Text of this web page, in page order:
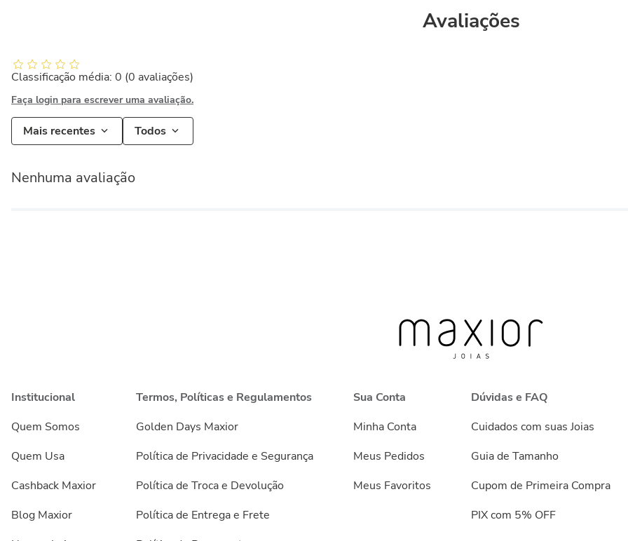
Avaliações
Classificação média: 0 (0 avaliações)
Faça login para escrever uma avaliação.
Mais recentes Todos
Nenhuma avaliação
Institucional
Quem Somos
Quem Usa
Cashback Maxior
Blog Maxior
Termos, Políticas e Regulamentos
Golden Days Maxior
Política de Privacidade e Segurança
Política de Troca e Devolução
Política de Entrega e Frete
Sua Conta
Minha Conta
Meus Pedidos
Meus Favoritos
Dúvidas e FAQ
Cuidados com suas Joias
Guia de Tamanho
Cupom de Primeira Compra
PIX com 5% OFF